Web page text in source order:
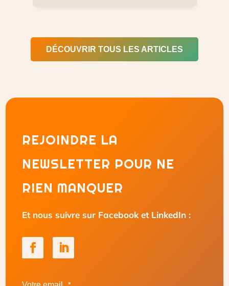
DÉCOUVRIR TOUS LES ARTICLES
REJOINDRE LA
NEWSLETTER POUR NE
RIEN MANQUER
Et nous suivre sur Facebook et LinkedIn :